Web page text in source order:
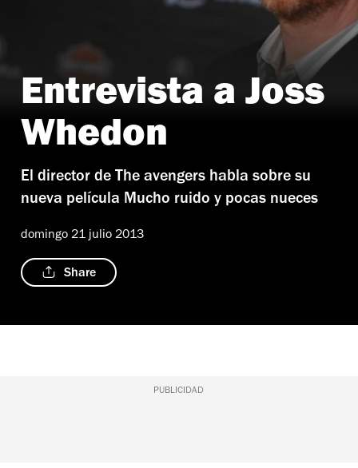
Entrevista a Joss
Whedon
El director de The avengers habla sobre su
nueva película Mucho ruido y pocas nueces
domingo 21 julio 2013
Share
PUBLICIDAD